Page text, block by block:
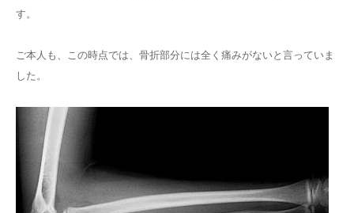
す。
ご本人も、この時点では、骨折部分には全く痛みがないと言っていま
した。